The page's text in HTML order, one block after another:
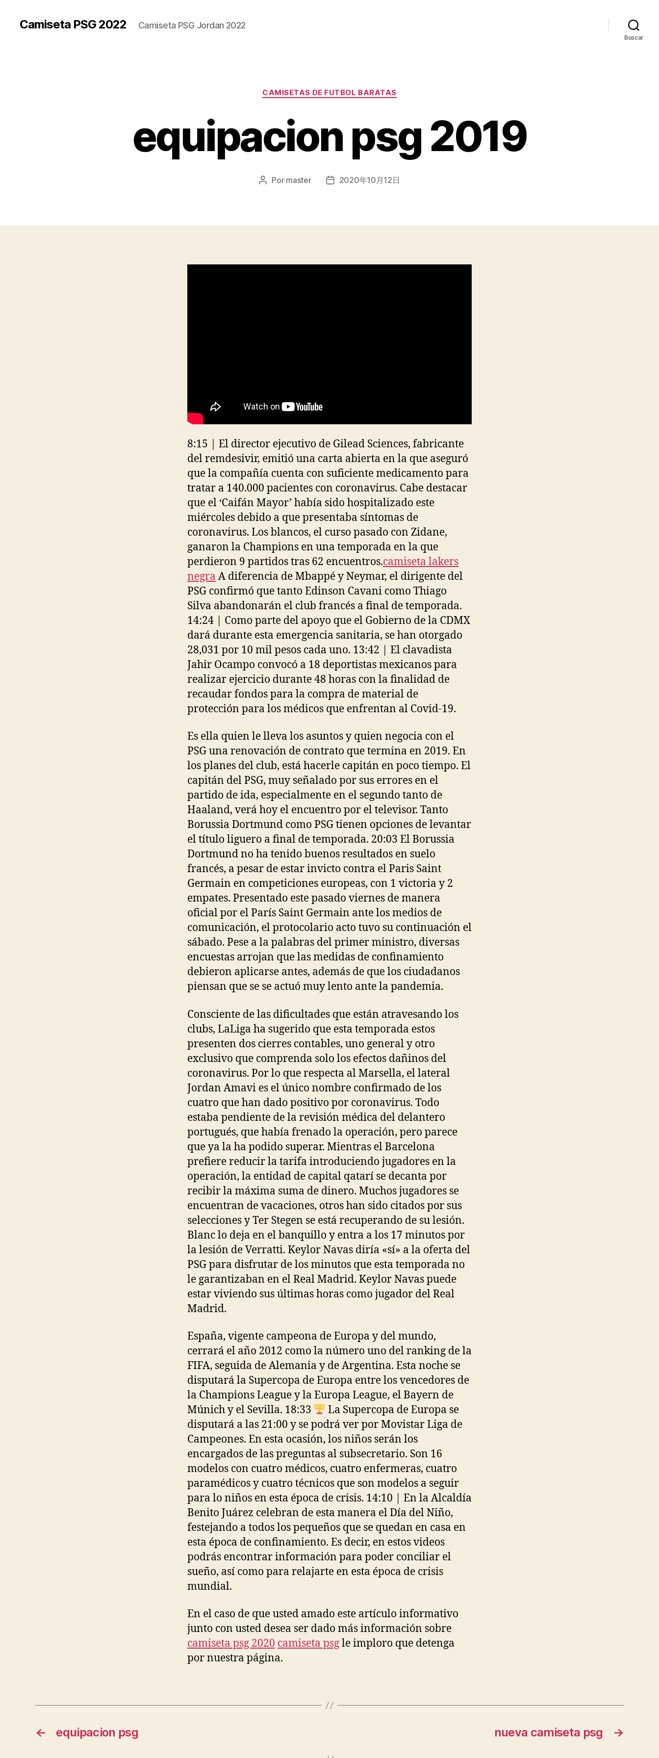
Camiseta PSG 2022 Camiseta PSG Jordan 2022
Buscar
Categorías
CAMISETAS DE FUTBOL BARATAS
equipacion psg 2019
Autor
Por master
Fecha2020年10月12日
8:15 | El director ejecutivo de Gilead Sciences, fabricante
del remdesivir, emitió una carta abierta en la que aseguró
que la compañía cuenta con suficiente medicamento para
tratar a 140.000 pacientes con coronavirus. Cabe destacar
que el ‘Caifán Mayor’ había sido hospitalizado este
miércoles debido a que presentaba síntomas de
coronavirus. Los blancos, el curso pasado con Zidane,
ganaron la Champions en una temporada en la que
perdieron 9 partidos tras 62 encuentros.camiseta lakers
negra A diferencia de Mbappé y Neymar, el dirigente del
PSG confirmó que tanto Edinson Cavani como Thiago
Silva abandonarán el club francés a final de temporada.
14:24 | Como parte del apoyo que el Gobierno de la CDMX
dará durante esta emergencia sanitaria, se han otorgado
28,031 por 10 mil pesos cada uno. 13:42 | El clavadista
Jahir Ocampo convocó a 18 deportistas mexicanos para
realizar ejercicio durante 48 horas con la finalidad de
recaudar fondos para la compra de material de
protección para los médicos que enfrentan al Covid-19.
Es ella quien le lleva los asuntos y quien negocia con el
PSG una renovación de contrato que termina en 2019. En
los planes del club, está hacerle capitán en poco tiempo. El
capitán del PSG, muy señalado por sus errores en el
partido de ida, especialmente en el segundo tanto de
Haaland, verá hoy el encuentro por el televisor. Tanto
Borussia Dortmund como PSG tienen opciones de levantar
el título liguero a final de temporada. 20:03 El Borussia
Dortmund no ha tenido buenos resultados en suelo
francés, a pesar de estar invicto contra el Paris Saint
Germain en competiciones europeas, con 1 victoria y 2
empates. Presentado este pasado viernes de manera
oficial por el París Saint Germain ante los medios de
comunicación, el protocolario acto tuvo su continuación el
sábado. Pese a la palabras del primer ministro, diversas
encuestas arrojan que las medidas de confinamiento
debieron aplicarse antes, además de que los ciudadanos
piensan que se se actuó muy lento ante la pandemia.
Consciente de las dificultades que están atravesando los
clubs, LaLiga ha sugerido que esta temporada estos
presenten dos cierres contables, uno general y otro
exclusivo que comprenda solo los efectos dañinos del
coronavirus. Por lo que respecta al Marsella, el lateral
Jordan Amavi es el único nombre confirmado de los
cuatro que han dado positivo por coronavirus. Todo
estaba pendiente de la revisión médica del delantero
portugués, que había frenado la operación, pero parece
que ya la ha podido superar. Mientras el Barcelona
prefiere reducir la tarifa introduciendo jugadores en la
operación, la entidad de capital qatarí se decanta por
recibir la máxima suma de dinero. Muchos jugadores se
encuentran de vacaciones, otros han sido citados por sus
selecciones y Ter Stegen se está recuperando de su lesión.
Blanc lo deja en el banquillo y entra a los 17 minutos por
la lesión de Verratti. Keylor Navas diría «sí» a la oferta del
PSG para disfrutar de los minutos que esta temporada no
le garantizaban en el Real Madrid. Keylor Navas puede
estar viviendo sus últimas horas como jugador del Real
Madrid.
España, vigente campeona de Europa y del mundo,
cerrará el año 2012 como la número uno del ranking de la
FIFA, seguida de Alemania y de Argentina. Esta noche se
disputará la Supercopa de Europa entre los vencedores de
la Champions League y la Europa League, el Bayern de
Múnich y el Sevilla. 18:33
La Supercopa de Europa se
disputará a las 21:00 y se podrá ver por Movistar Liga de
Campeones. En esta ocasión, los niños serán los
encargados de las preguntas al subsecretario. Son 16
modelos con cuatro médicos, cuatro enfermeras, cuatro
paramédicos y cuatro técnicos que son modelos a seguir
para lo niños en esta época de crisis. 14:10 | En la Alcaldía
Benito Juárez celebran de esta manera el Día del Niño,
festejando a todos los pequeños que se quedan en casa en
esta época de confinamiento. Es decir, en estos videos
podrás encontrar información para poder conciliar el
sueño, así como para relajarte en esta época de crisis
mundial.
En el caso de que usted amado este artículo informativo
junto con usted desea ser dado más información sobre
camiseta psg 2020 camiseta psgle imploro que detenga
por nuestra página.
← equipacion psg →
nueva camiseta psg